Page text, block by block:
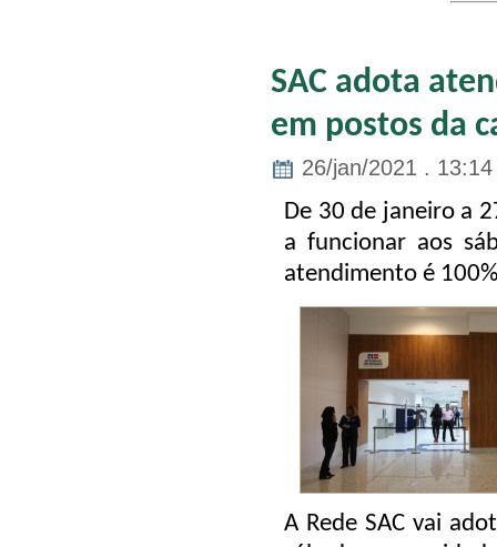
SAC adota
em postos da
26/jan/2021 . 13:14
De 30 de janeiro a
a funcionar aos
atendimento é
A Rede SAC vai